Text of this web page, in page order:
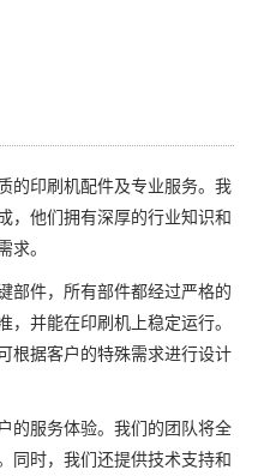
的印刷机配件及专业服务。我
，他们拥有深厚的行业知识和
。
部件，所有部件都经过严格的
并能在印刷机上稳定运行。
根据客户的特殊需求进行设计
的服务体验。我们的团队将全
同时，我们还提供技术支持和